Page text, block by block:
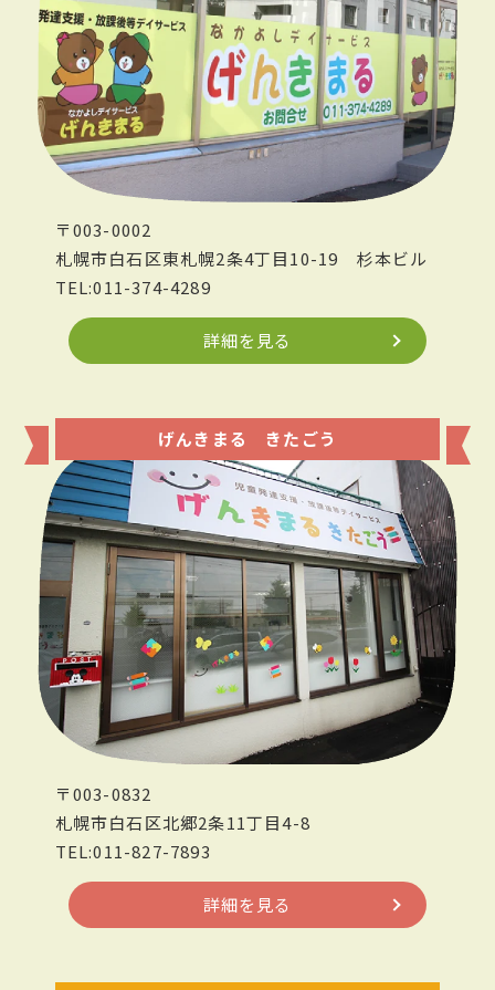
〒003-0002
札幌市白石区東札幌2条4丁目10-19 杉本ビル
TEL:011-374-4289
詳細を見る
げんきまる きたごう
〒003-0832
札幌市白石区北郷2条11丁目4-8
TEL:011-827-7893
詳細を見る